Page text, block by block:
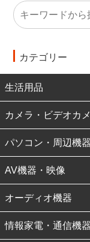
カテゴリー
生活用品
カメラ・ビデオカ
パソコン・周辺機器
AV機器・映像
オーディオ機器
情報家電・通信機器